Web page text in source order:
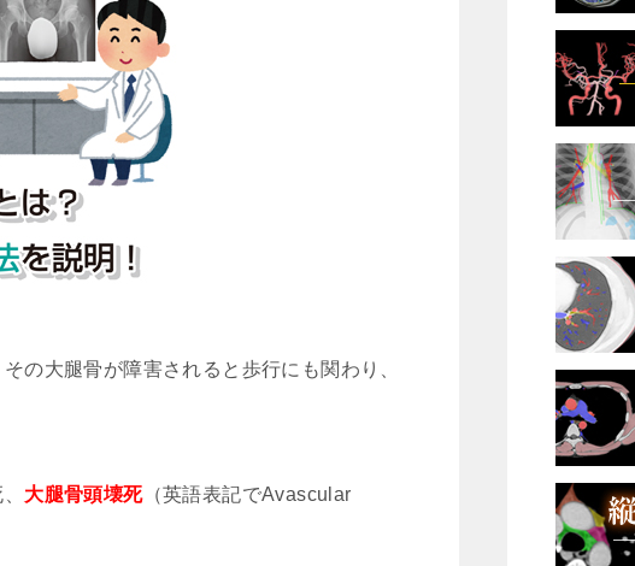
の大腿骨が障害されると歩行にも関わり、
大腿骨頭壊死（英語表記でAvascular